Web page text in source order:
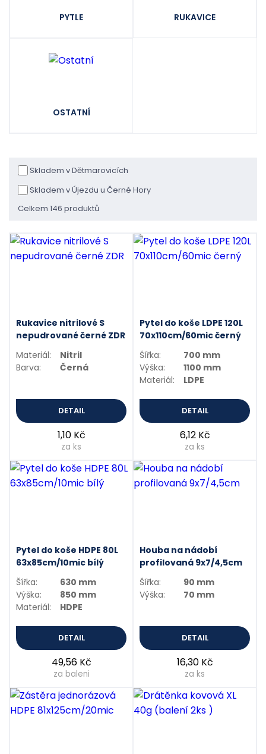
PYTLE RUKAVICE
OSTATNÍ
Skladem v Dětmarovicích
Skladem v Újezdu u Černé Hory
Celkem 146 produktů
Rukavice nitrilové S
nepudrované černé ZDR
Materiál:
Nitril
Barva:
Černá
DETAIL
1,10 Kč
za ks
Pytel do koše LDPE 120L
70x110cm/60mic černý
Šířka:
700 mm
Výška:
1100 mm
Materiál:
LDPE
DETAIL
6,12 Kč
za ks
Pytel do koše HDPE 80L
63x85cm/10mic bílý
Šířka:
630 mm
Výška:
850 mm
Materiál:
HDPE
DETAIL
49,56 Kč
za baleni
Houba na nádobí
profilovaná 9x7/4,5cm
Šířka:
90 mm
Výška:
70 mm
DETAIL
16,30 Kč
za ks